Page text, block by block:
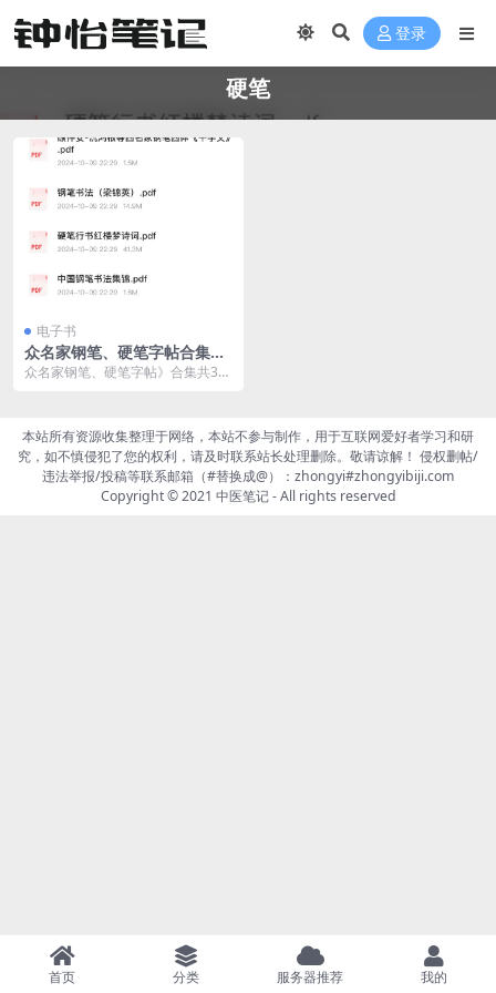
登录
硬笔
电子书
众名家钢笔、硬笔字帖合集共
30套，超高清PDF
众名家钢笔、硬笔字帖》合集共30
本站所有资源收集整理于网络，本站不参与制作，用于互联网爱好者学习和研
究，如不慎侵犯了您的权利，请及时联系站长处理删除。敬请谅解！ 侵权删帖/
违法举报/投稿等联系邮箱（#替换成@）：zhongyi#zhongyibiji.com
Copyright © 2021 中医笔记- All rights reserved
首页 分类 服务器推荐 我的